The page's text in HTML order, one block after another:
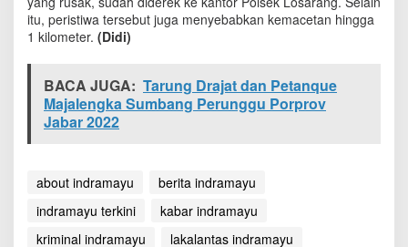
m
a
itu, peristiwa tersebut juga menyebabkan kemacetan hingga
1 kilometer. (Didi)
BACA JUGA: Tarung Drajat dan Petanque
Majalengka Sumbang Perunggu Porprov
Jabar 2022
about indramayu
berita indramayu
indramayu terkini
kabar indramayu
kriminal indramayu
lakalantas indramayu